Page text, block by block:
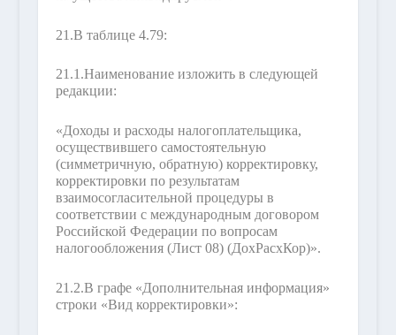
21.В таблице 4.79:
21.1.Наименование изложить в следующей
редакции:
«Доходы и расходы налогоплательщика,
осуществившего самостоятельную
(симметричную, обратную) корректировку,
корректировки по результатам
взаимосогласительной процедуры в
соответствии с международным договором
Российской Федерации по вопросам
налогообложения (Лист 08) (ДохРасхКор)».
21.2.В графе «Дополнительная информация»
строки «Вид корректировки»: